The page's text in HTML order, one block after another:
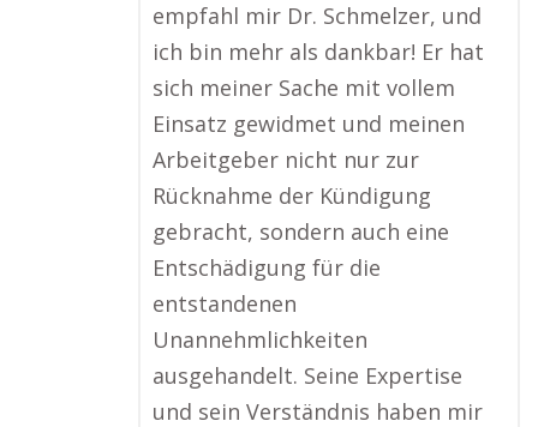
empfahl mir Dr. Schmelzer, und
ich bin mehr als dankbar! Er hat
sich meiner Sache mit vollem
Einsatz gewidmet und meinen
Arbeitgeber nicht nur zur
Rücknahme der Kündigung
gebracht, sondern auch eine
Entschädigung für die
entstandenen
Unannehmlichkeiten
ausgehandelt. Seine Expertise
und sein Verständnis haben mir